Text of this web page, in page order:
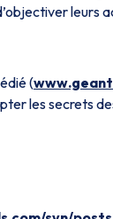
leurs
(
les secrets